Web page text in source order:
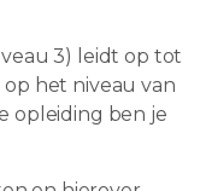
3) leidt op tot
het niveau van
opleiding ben je